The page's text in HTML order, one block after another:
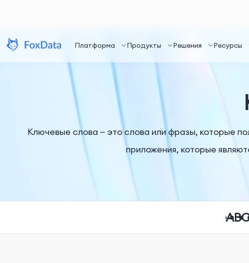
Платформа Продукты Решения Ресурсы
Ключевые слова — это слова или фразы, которые
приложения, которые
AB